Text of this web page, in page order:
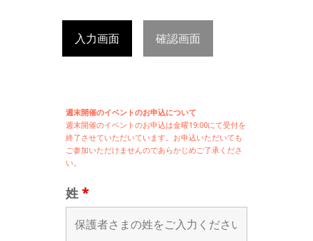
入力画面 確認画面
週末開催のイベントのお申込について
週末開催のイベントのお申込は金曜19:00にて受付を
終了させていただいています。お申込いただいても
ご参加いただけませんのであらかじめご了承くださ
い。
姓 *